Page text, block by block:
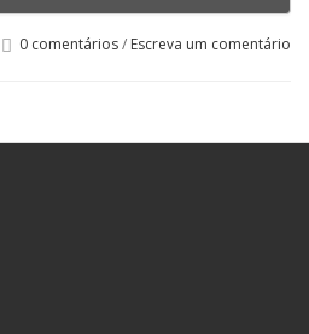
0 comentários/ Escreva um comentário